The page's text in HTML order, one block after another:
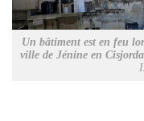
Un bâtiment est en feu
ville de Jénine en